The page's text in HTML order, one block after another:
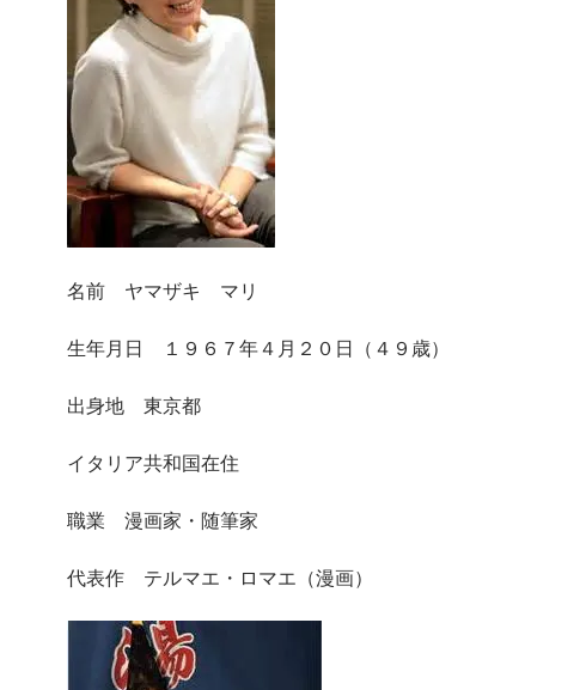
名前 ヤマザキ マリ
生年月日 １９６７年４月２０日（４９歳）
出身地 東京都
イタリア共和国在住
職業 漫画家・随筆家
代表作 テルマエ・ロマエ（漫画）